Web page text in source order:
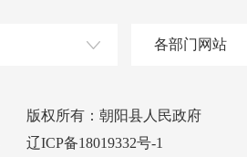
各部门网站
版权所有：朝阳县人民政府
辽ICP备18019332号-1